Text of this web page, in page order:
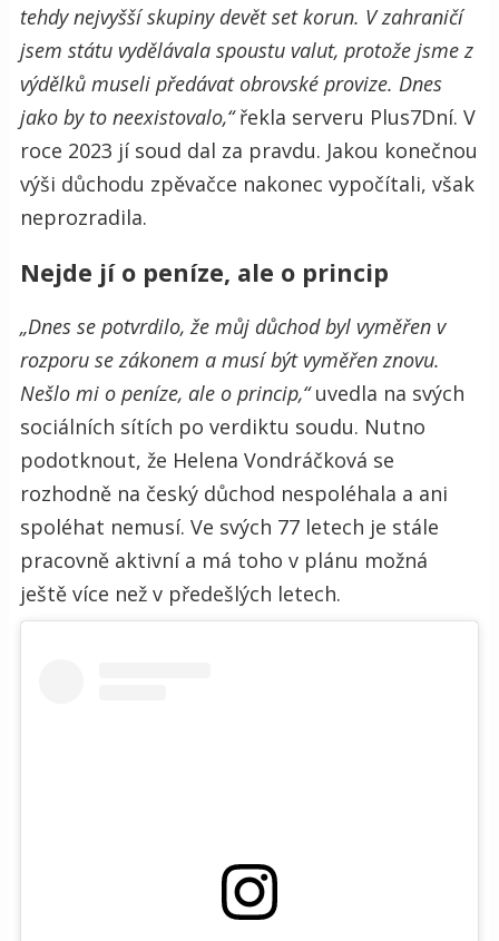
tehdy nejvyšší skupiny devět set korun. V zahraničí
jsem státu vydělávala spoustu valut, protože jsme z
výdělků museli předávat obrovské provize. Dnes
jako by to neexistovalo,“řekla serveru Plus7Dní. V
roce 2023 jí soud dal za pravdu. Jakou konečnou
výši důchodu zpěvačce nakonec vypočítali, však
neprozradila.
Nejde jí o peníze, ale o princip
„Dnes se potvrdilo, že můj důchod byl vyměřen v
rozporu se zákonem a musí být vyměřen znovu.
Nešlo mi o peníze, ale o princip,“uvedla na svých
sociálních sítích po verdiktu soudu. Nutno
podotknout, že Helena Vondráčková se
rozhodně na český důchod nespoléhala a ani
spoléhat nemusí. Ve svých 77 letech je stále
pracovně aktivní a má toho v plánu možná
ještě více než v předešlých letech.